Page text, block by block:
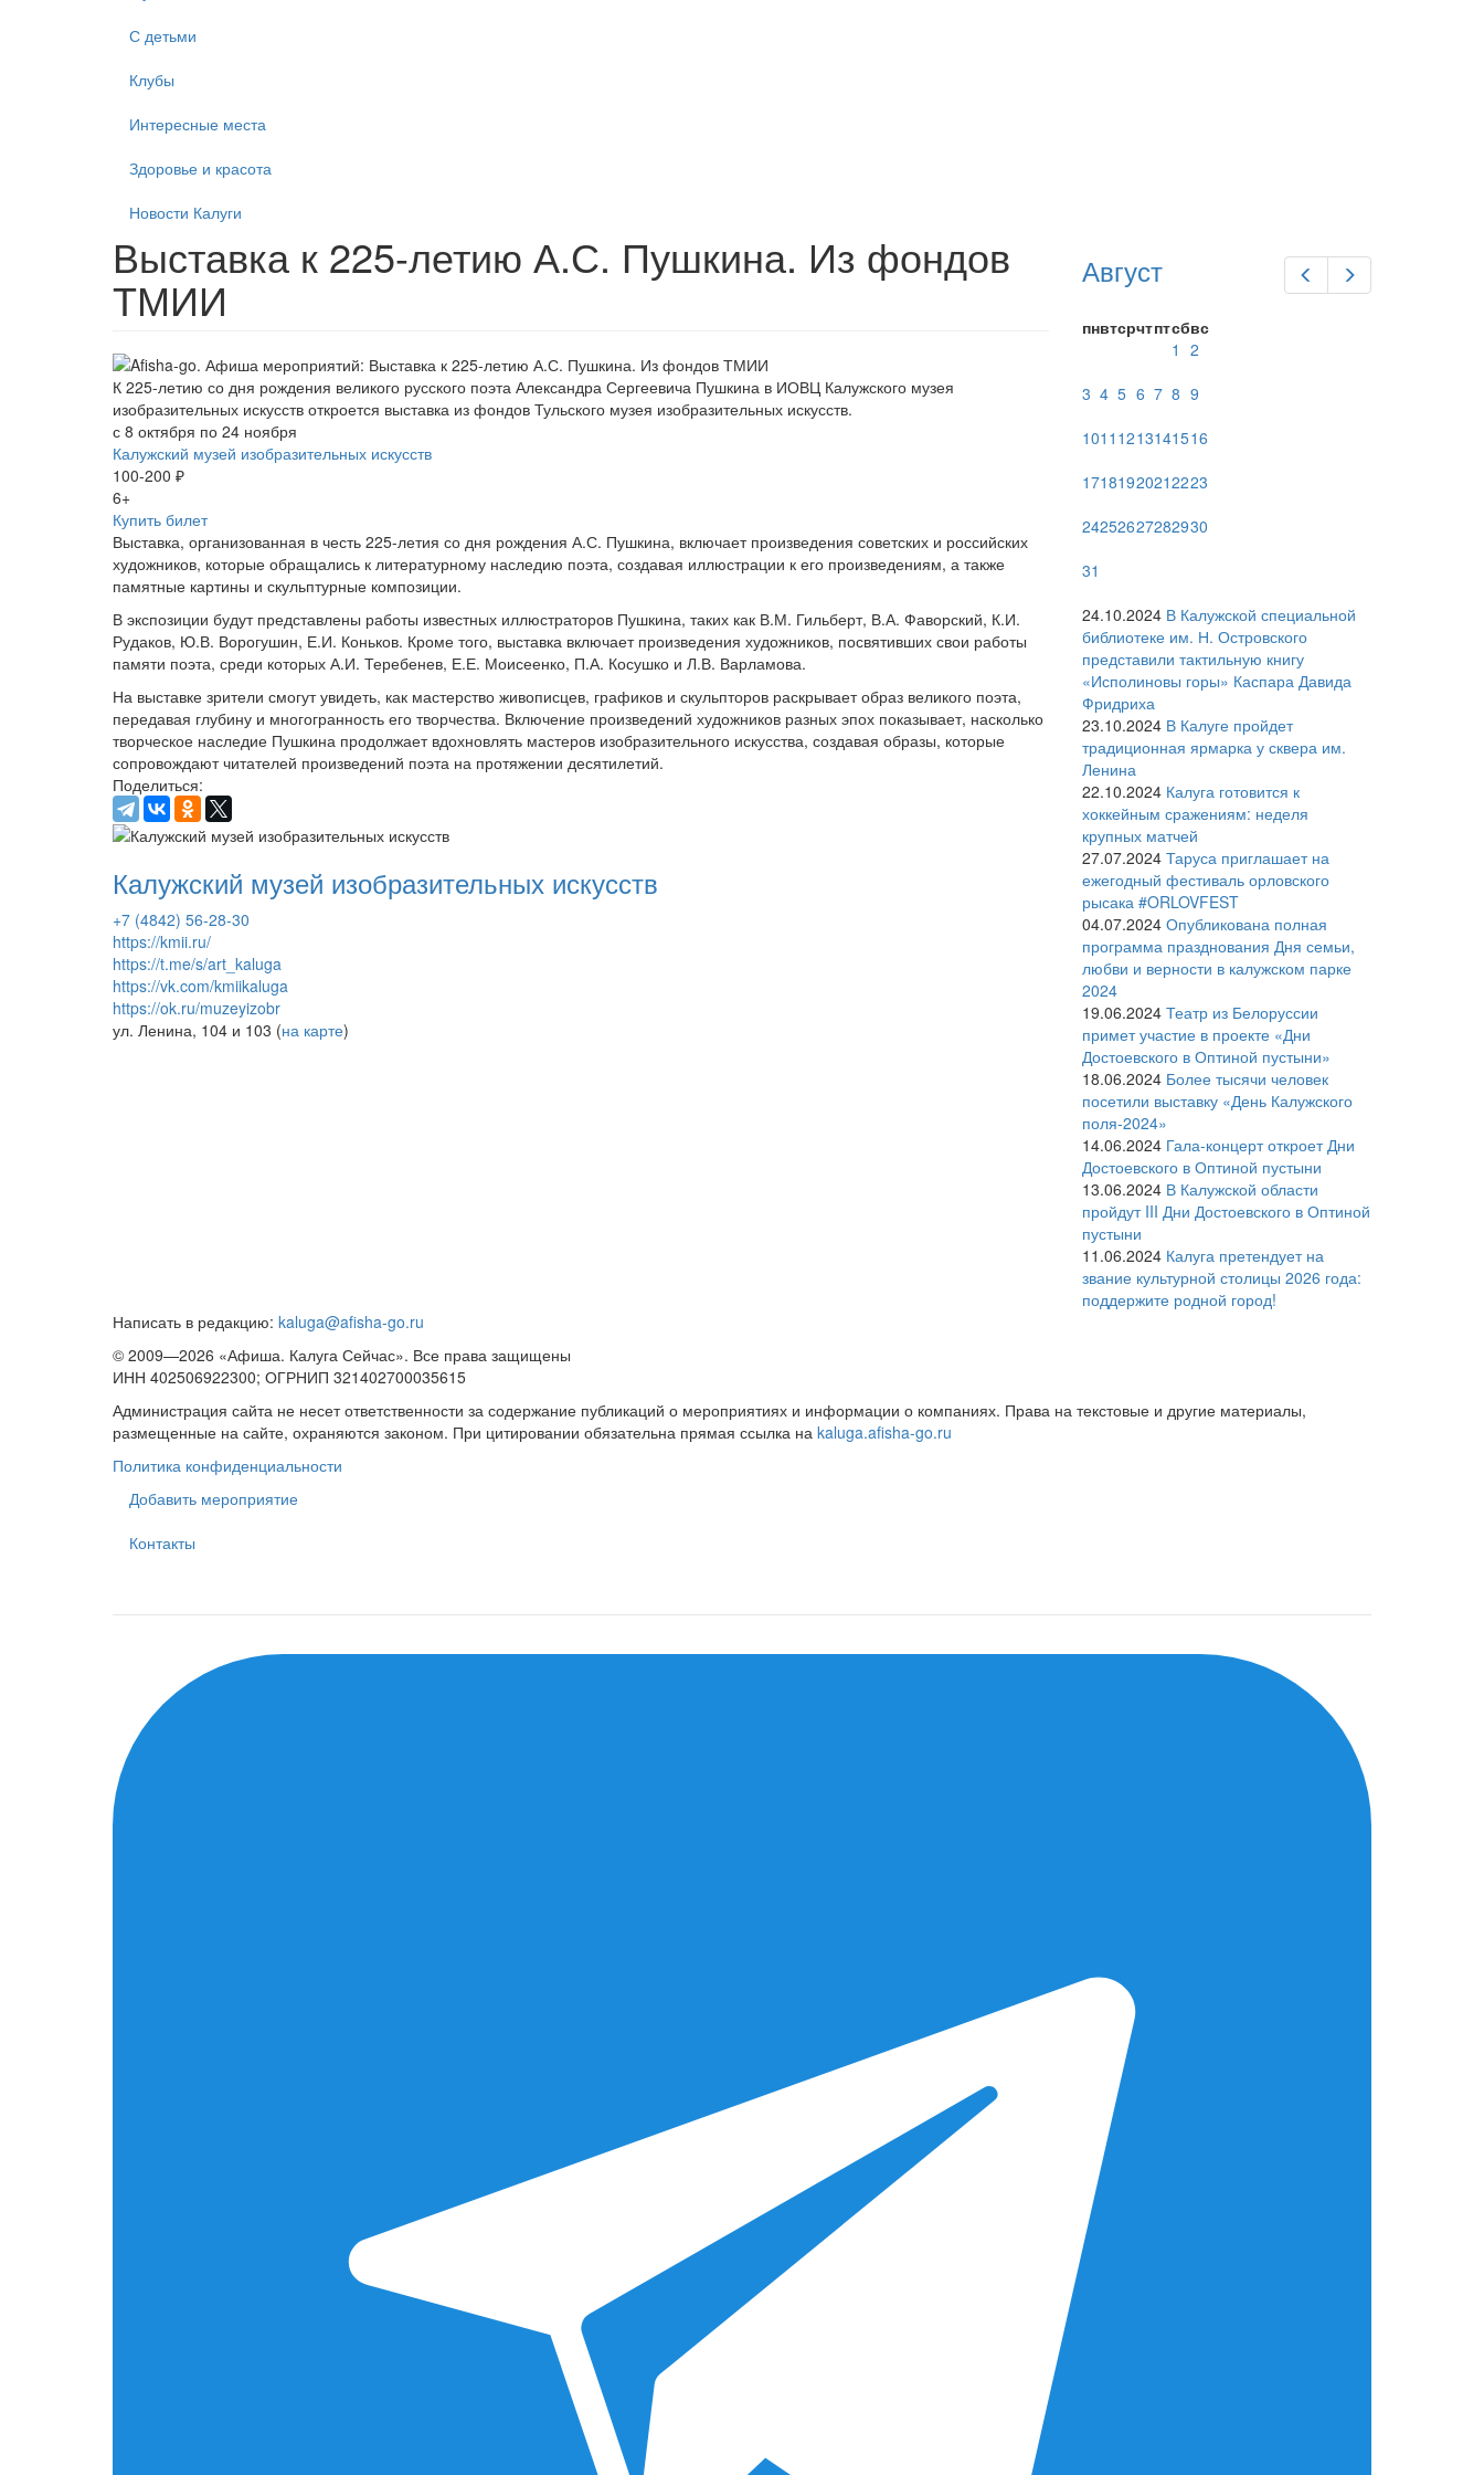
С детьми
Клубы
Интересные места
Здоровье и красота
Новости Калуги
Выставка к 225-летию А.С. Пушкина. Из фондов
ТМИИ
К 225-летию со дня рождения великого русского поэта Александра Сергеевича Пушкина в ИОВЦ Калужского музея
изобразительных искусств откроется выставка из фондов Тульского музея изобразительных искусств.
с 8 октября по 24 ноября
Калужский музей изобразительных искусств
100-200 ₽
6+
Купить билет
Выставка, организованная в честь 225-летия со дня рождения А.С. Пушкина, включает произведения советских и российских
художников, которые обращались к литературному наследию поэта, создавая иллюстрации к его произведениям, а также
памятные картины и скульптурные композиции.
В экспозиции будут представлены работы известных иллюстраторов Пушкина, таких как В.М. Гильберт, В.А. Фаворский, К.И.
Рудаков, Ю.В. Ворогушин, Е.И. Коньков. Кроме того, выставка включает произведения художников, посвятивших свои работы
памяти поэта, среди которых А.И. Теребенев, Е.Е. Моисеенко, П.А. Косушко и Л.В. Варламова.
На выставке зрители смогут увидеть, как мастерство живописцев, графиков и скульпторов раскрывает образ великого поэта,
передавая глубину и многогранность его творчества. Включение произведений художников разных эпох показывает, насколько
творческое наследие Пушкина продолжает вдохновлять мастеров изобразительного искусства, создавая образы, которые
сопровождают читателей произведений поэта на протяжении десятилетий.
Поделиться:
Калужский музей изобразительных искусств
+7 (4842) 56-28-30
https://kmii.ru/
https://t.me/s/art_kaluga
https://vk.com/kmiikaluga
https://ok.ru/muzeyizobr
ул. Ленина, 104 и 103 (на карте)
Предыдущий
Август
пнвтсрчтптсбвс
1 2
3 4 5 6 7 8 9
1011 1213141516
17181920212223
24252627282930
31
24.10.2024 В Калужской специальной
библиотеке им. Н. Островского
представили тактильную книгу
«Исполиновы горы» Каспара Давида
Фридриха
23.10.2024 В Калуге пройдет
традиционная ярмарка у сквера им.
Ленина
22.10.2024 Калуга готовится к
хоккейным сражениям: неделя
крупных матчей
27.07.2024 Таруса приглашает на
ежегодный фестиваль орловского
рысака #ORLOVFEST
04.07.2024 Опубликована полная
программа празднования Дня семьи,
любви и верности в калужском парке
2024
19.06.2024 Театр из Белоруссии
примет участие в проекте «Дни
Достоевского в Оптиной пустыни»
18.06.2024 Более тысячи человек
посетили выставку «День Калужского
поля-2024»
14.06.2024 Гала-концерт откроет Дни
Достоевского в Оптиной пустыни
13.06.2024 В Калужской области
пройдут III Дни Достоевского в Оптиной
пустыни
11.06.2024 Калуга претендует на
звание культурной столицы 2026 года:
поддержите родной город!
Написать в редакцию: kaluga@afisha-go.ru
© 2009—2026 «Афиша. Калуга Сейчас». Все права защищены
ИНН 402506922300; ОГРНИП 321402700035615
Администрация сайта не несет ответственности за содержание публикаций о мероприятиях и информации о компаниях. Права на текстовые и другие материалы,
размещенные на сайте, охраняются законом. При цитировании обязательна прямая ссылка на kaluga.afisha-go.ru
Политика конфиденциальности
Добавить мероприятие
Контакты